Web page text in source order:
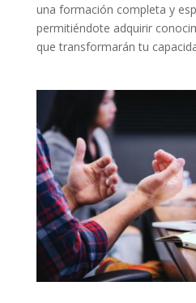
una formación completa y
permitiéndote adquirir
que transformarán tu